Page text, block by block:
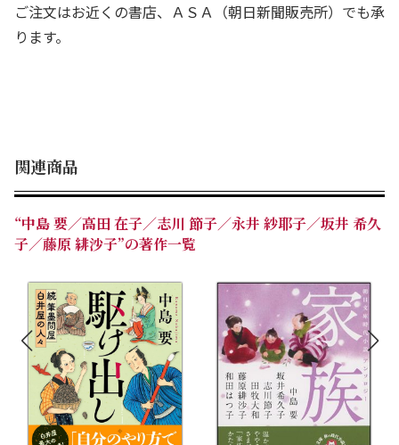
母として、おなごとしての生き方を、
人気作家6人が書き下ろした
中島 要「誰のおかげで」
息子は嫁の言いなり、
やりきれなさを抱える母
嫁入りを控えた娘の前に
現われたのは――
志川節子「つづら折り」
染めの型彫りを手がける
職人かたぎの母娘
ご注文はお近くの書店、ＡＳＡ（朝日新聞販売所）でも承
ります。
関連商品
“中島 要／高田 在子／志川 節子／永井 紗耶子／坂井 希久
子／藤原 緋沙子”の著作一覧